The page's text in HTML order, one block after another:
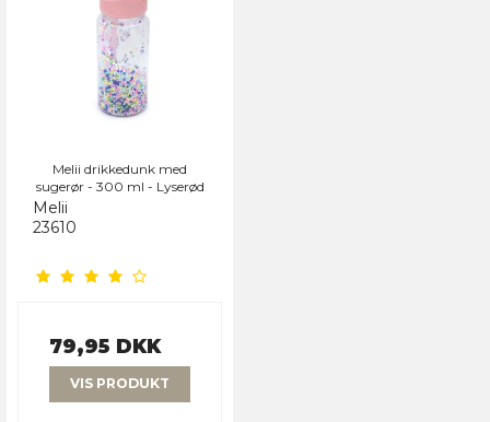
Melii drikkedunk med
sugerør - 300 ml - Lyserød
Melii
23610
79,95 DKK
VIS PRODUKT